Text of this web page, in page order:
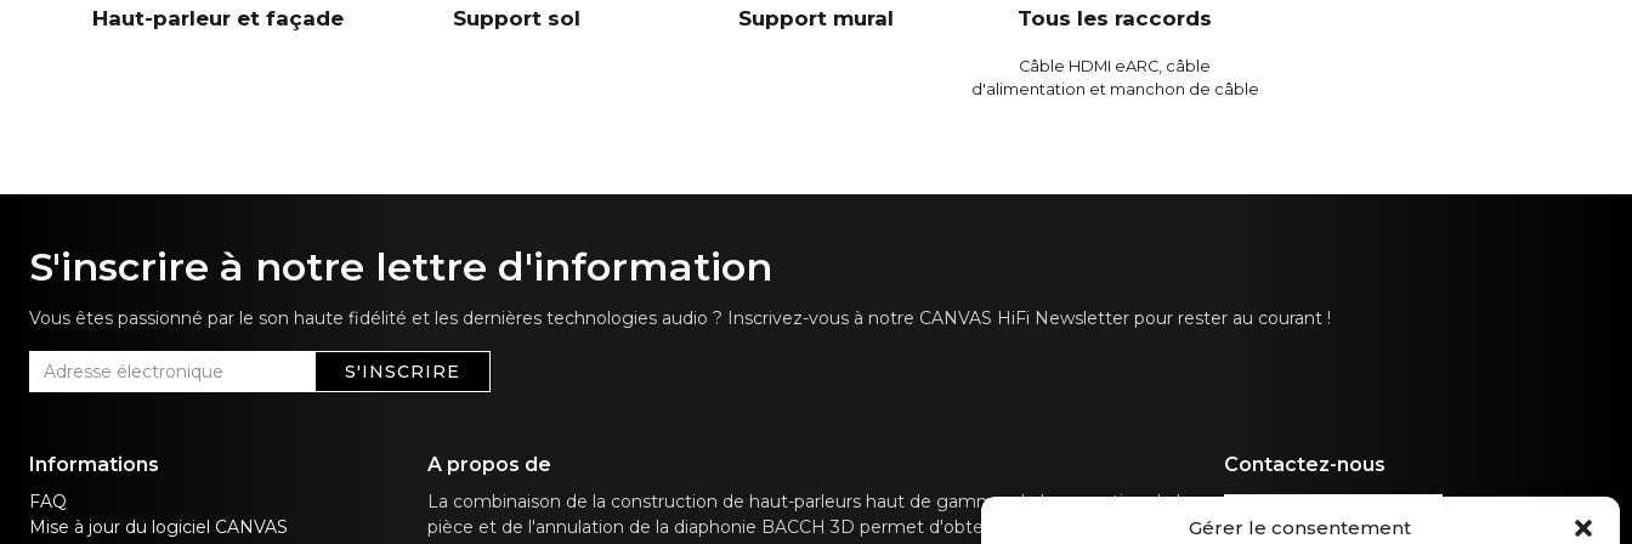
Gérer le consentement
Haut-parleur et façade Support sol Support mural Tous les raccords
Câble HDMI eARC, câble
d'alimentation et manchon de câble
S'inscrire à notre lettre d'information
Vous êtes passionné par le son haute fidélité et les dernières technologies audio ? Inscrivez-vous à notre CANVAS HiFi Newsletter pour rester au courant !
S'INSCRIRE
Informations
FAQ
Mise à jour du logiciel CANVAS
A propos de
La combinaison de la construction de haut-parleurs haut de gamme, de la correction de la
pièce et de l'annulation de la diaphonie BACCH 3D permet d'obtenir une véritable
Contactez-nous